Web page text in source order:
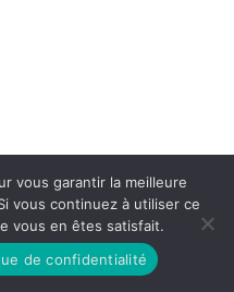
vous garantir la meilleure
vous continuez à utiliser ce
vous en êtes satisfait.
de confidentialité